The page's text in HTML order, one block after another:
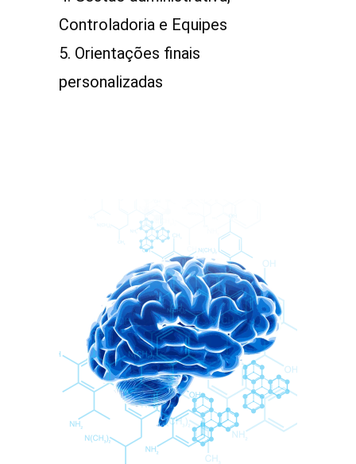
Controladoria e Equipes
ㅤㅤ5. Orientações finais
personalizadas